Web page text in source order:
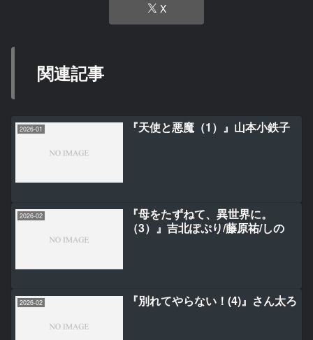
X
関連記事
2026-01 『天使と悪魔（1）』山本小鉄子
2026-02
『母をたずねて、異世界に。
（3）』吉北ぽぷり/藤原祐/しの
2026-02 『別れてやらない！(4)』さん太ろ